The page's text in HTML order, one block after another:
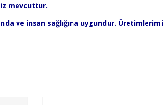
mevcuttur.
ve insan sağlığına uygundur.